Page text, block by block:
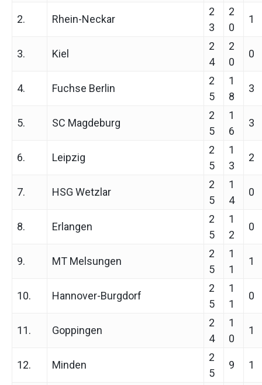
2. Rhein-Neckar
2
3
2
0
1
3. Kiel
2
4
2
0
0
4. Fuchse Berlin
2
5
1
8
3
5. SC Magdeburg
2
5
1
6
3
6. Leipzig
2
5
1
3
2
7. HSG Wetzlar
2
5
1
4
0
8. Erlangen
2
5
1
2
0
9. MT Melsungen
2
5
1
1
1
10. Hannover-Burgdorf
2
5
1
1
0
11. Goppingen
2
4
1
0
1
12. Minden
2
5
9 1